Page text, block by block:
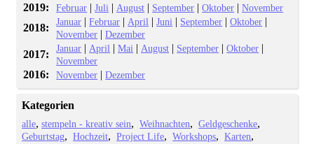
2019: Februar |Juli | August | September |Oktober |November
2018: Januar |Februar | April |Juni | September |Oktober |
November |Dezember
2017: Januar | April |Mai | August | September |Oktober |
November
2016: November |Dezember
Kategorien
alle stempeln - kreativ sein Weihnachten
Geldgeschenke
Geburtstag
Hochzeit Project Life Workshops
Karten